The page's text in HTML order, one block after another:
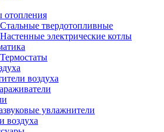
отопления
Стальные твердотопливные
Настенные электрические котлы
Термостаты
воздуха
увлажнители
воздуха